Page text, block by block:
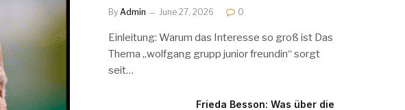
By Admin June 27, 2026 0
Einleitung: Warum das Interesse so groß ist Das
Thema „wolfgang grupp junior freundin“ sorgt
seit…
Frieda Besson: Was über die